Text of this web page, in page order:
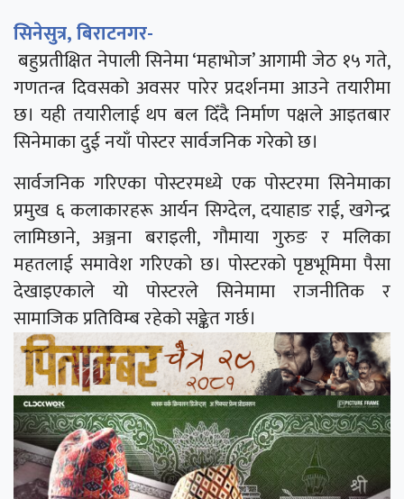
सिनेसुत्र, बिराटनगर-
बहुप्रतीक्षित नेपाली सिनेमा ‘महाभोज’ आगामी जेठ १५ गते,
गणतन्त्र दिवसको अवसर पारेर प्रदर्शनमा आउने तयारीमा
छ। यही तयारीलाई थप बल दिँदै निर्माण पक्षले आइतबार
सिनेमाका दुई नयाँ पोस्टर सार्वजनिक गरेको छ।
सार्वजनिक गरिएका पोस्टरमध्ये एक पोस्टरमा सिनेमाका
प्रमुख ६ कलाकारहरू आर्यन सिग्देल, दयाहाङ राई, खगेन्द्र
लामिछाने, अञ्जना बराइली, गौमाया गुरुङ र मलिका
महतलाई समावेश गरिएको छ। पोस्टरको पृष्ठभूमिमा पैसा
देखाइएकाले यो पोस्टरले सिनेमामा राजनीतिक र
सामाजिक प्रतिविम्ब रहेको सङ्केत गर्छ।